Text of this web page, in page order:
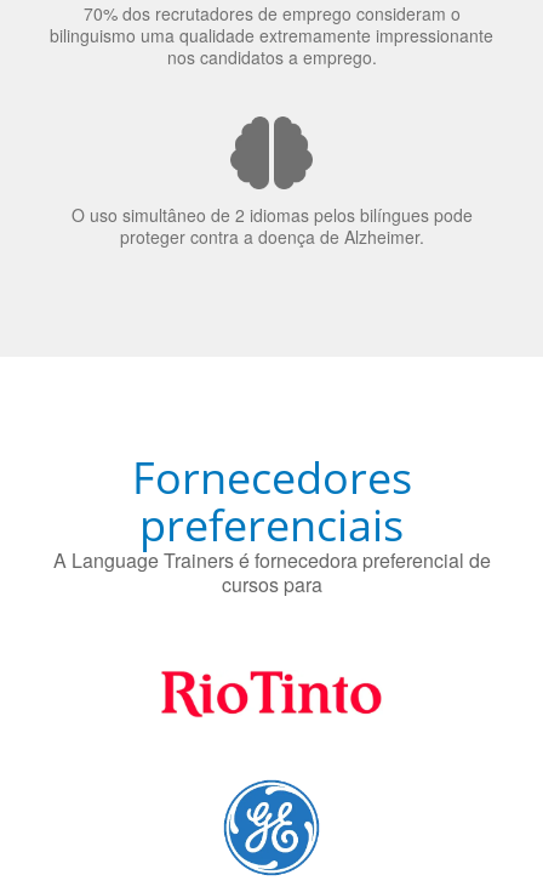
70% dos recrutadores de emprego consideram o
bilinguismo uma qualidade extremamente impressionante
nos candidatos a emprego.
O uso simultâneo de 2 idiomas pelos bilíngues pode
proteger contra a doença de Alzheimer.
Fornecedores
preferenciais
A Language Trainers é fornecedora preferencial de
cursos para